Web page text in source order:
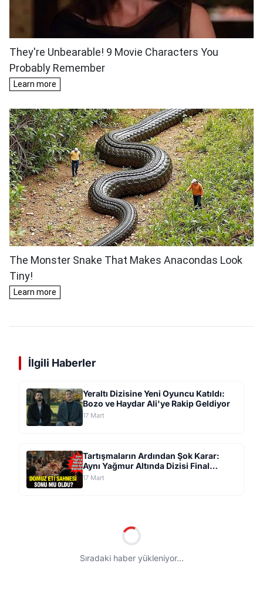
İlgili Haberler
Yeraltı Dizisine Yeni Oyuncu Katıldı:
Bozo ve Haydar Ali'ye Rakip Geldiyor
17 Mart
Tartışmaların Ardından Şok Karar:
Aynı Yağmur Altında Dizisi Final
Yapıyor
17 Mart
ŞOK Market Bu Ürünlerde